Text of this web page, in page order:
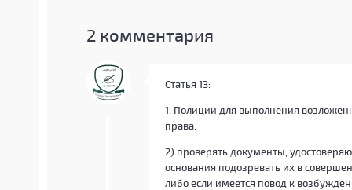
2 комментария
Статья 13:
1. Полиции для выполнения
права:
2) проверять документы,
основания подозревать их в
либо если имеется повод к